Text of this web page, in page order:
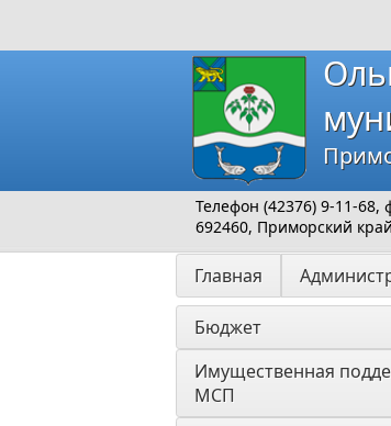
Телефон (42376) 9-11-68,
692460, Приморский
Главная
Бюджет
Имущественная
МСП